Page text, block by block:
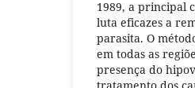
1989, a principal
luta eficazes a
parasita. O
em todas as
presença do